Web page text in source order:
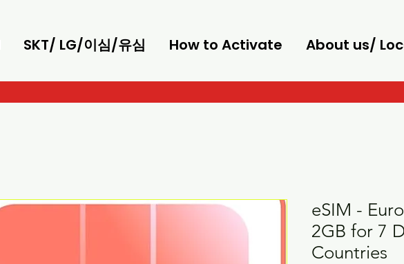
SKT/ LG/이심/유심 How to Activate About us/
eSIM -
2GB for 7
Countries